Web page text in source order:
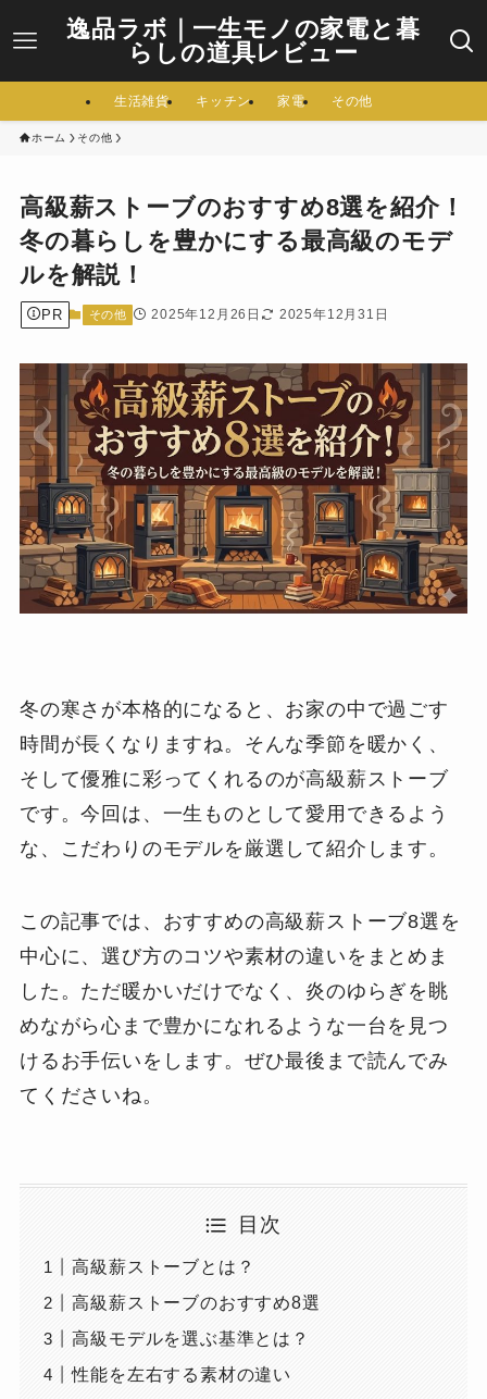
逸品ラボ｜一生モノの家電と暮
らしの道具レビュー
生活雑貨 キッチン 家電 その他
ホーム その他
高級薪ストーブのおすすめ8選を紹介！
冬の暮らしを豊かにする最高級のモデ
ルを解説！
PR その他 2025年12月26日 2025年12月31日
冬の寒さが本格的になると、お家の中で過ごす
時間が長くなりますね。そんな季節を暖かく、
そして優雅に彩ってくれるのが高級薪ストーブ
です。今回は、一生ものとして愛用できるよう
な、こだわりのモデルを厳選して紹介します。
この記事では、おすすめの高級薪ストーブ8選を
中心に、選び方のコツや素材の違いをまとめま
した。ただ暖かいだけでなく、炎のゆらぎを眺
めながら心まで豊かになれるような一台を見つ
けるお手伝いをします。ぜひ最後まで読んでみ
てくださいね。
目次
高級薪ストーブとは？
高級薪ストーブのおすすめ8選
高級モデルを選ぶ基準とは？
性能を左右する素材の違い